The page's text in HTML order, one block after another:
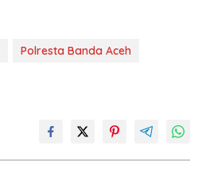
Polresta Banda Aceh